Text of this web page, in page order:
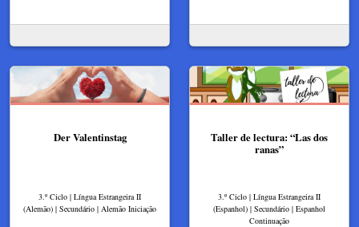
Der Valentinstag
3.º Ciclo | Língua Estrangeira II
(Alemão) | Secundário | Alemão Iniciação
Taller de lectura: “Las dos
ranas”
3.º Ciclo | Língua Estrangeira II
(Espanhol) | Secundário | Espanhol
Continuação